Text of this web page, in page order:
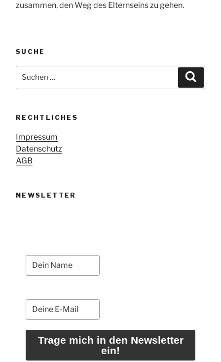
zusammen, den Weg des Elternseins zu gehen.
SUCHE
nach:
RECHTLICHES
Impressum
Datenschutz
AGB
NEWSLETTER
Trage mich in den Newsletter
ein!